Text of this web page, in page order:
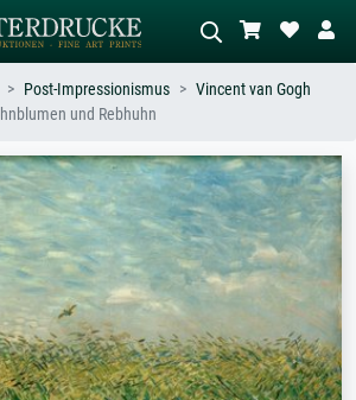
Werktiteln
Welle
Beschreiben Sie die Szene – z.B. Grüne
Wiese, Abstrakt mit viel Rot, Dunkles
Ölgemälde, Stehender Akt neben einem
Baum.
Post-Impressionismus
Vincent van Gogh
und Rebhuhn